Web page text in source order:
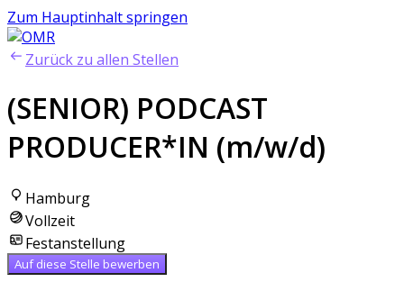
Zum Hauptinhalt springen
Zurück zu allen Stellen
(SENIOR) PODCAST
PRODUCER*IN (m/w/d)
Hamburg
Vollzeit
Festanstellung
Auf diese Stelle bewerben